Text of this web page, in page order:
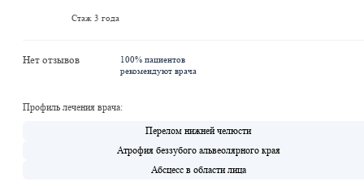
Стаж 3 года
Нет отзывов
100% пациентов
рекомендуют врача
Профиль лечения врача:
Перелом нижней челюсти
Атрофия беззубого альвеолярного края
Абсцесс в области лица